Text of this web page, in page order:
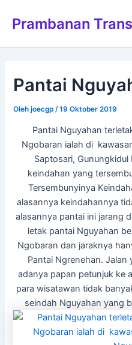
Prambanan Trans
Pantai
Olehjoecgp /19 Oktober 2019
Pantai Nguyahan
Ngobaran ialah di
Saptosari,
keindahan yang
Tersembunyinya
alasannya keindahannya
alasannya pantai ini jarang
letak pantai Nguyahan
Ngobaran dan jaraknya
Pantai Ngrenehan.
adanya papan petunjuk ke
para wisatawan tidak
seindah Nguyahan yang